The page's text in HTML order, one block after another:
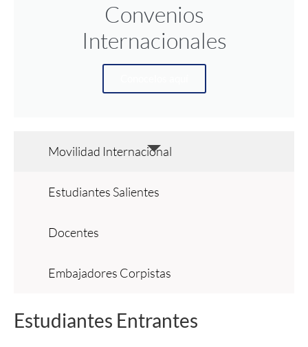
Convenios
Internacionales
Movilidad Internacional
Estudiantes Salientes
Docentes
Embajadores Corpistas
Estudiantes Entrantes